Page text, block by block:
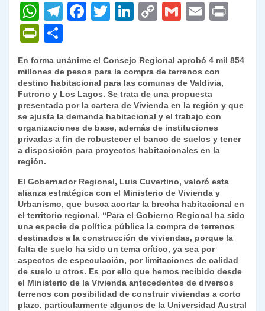
W
h
at
s
A
p
p
T
gr
a
m
F
e
b
o
o
k
T
er
Li
e
dI
n
C
y
Li
n
k
G
l
E
l
P
nt
Fr
ie
n
dl
y
o
m
p
ar
tir
En forma unánime el Consejo Regional aprobó 4 mil 854
millones de pesos para la compra de terrenos con
destino habitacional para las comunas de Valdivia,
Futrono y Los Lagos. Se trata de una propuesta
presentada por la cartera de Vivienda en la región y que
se ajusta la demanda habitacional y el trabajo con
organizaciones de base, además de instituciones
privadas a fin de robustecer el banco de suelos y tener
a disposición para proyectos habitacionales en la
región.
El Gobernador Regional, Luis Cuvertino, valoró esta
alianza estratégica con el Ministerio de Vivienda y
Urbanismo, que busca acortar la brecha habitacional en
el territorio regional. “Para el Gobierno Regional ha sido
una especie de política pública la compra de terrenos
destinados a la construcción de viviendas, porque la
falta de suelo ha sido un tema crítico, ya sea por
aspectos de especulación, por limitaciones de calidad
de suelo u otros. Es por ello que hemos recibido desde
el Ministerio de la Vivienda antecedentes de diversos
terrenos con posibilidad de construir viviendas a corto
plazo, particularmente algunos de la Universidad Austral